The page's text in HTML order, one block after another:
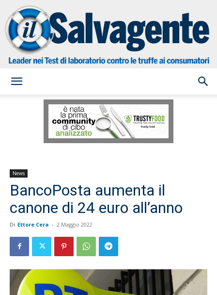
Salvagente
News
BancoPosta aumenta il
canone di 24 euro all’anno
Di Ettore Cera - 2 Maggio 2022